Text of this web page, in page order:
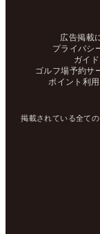
広告掲載
プライバシ
ガイ
ゴルフ場予約サ
ポイント利
掲載されている全て